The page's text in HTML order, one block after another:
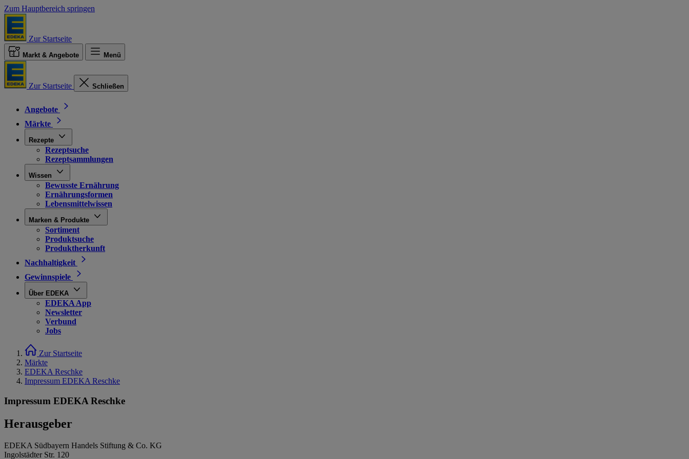
Zum Hauptbereich springen
Zur Startseite
Markt & Angebote Menü
Zur Startseite Schließen
Angebote
Märkte
Rezepte
Rezeptsuche
Rezeptsammlungen
Wissen
Bewusste Ernährung
Ernährungsformen
Lebensmittelwissen
Marken & Produkte
Sortiment
Produktsuche
Produktherkunft
Nachhaltigkeit
Gewinnspiele
Über EDEKA
EDEKA App
Newsletter
Verbund
Jobs
Zur Startseite
Märkte
EDEKA Reschke
Impressum EDEKA Reschke
Impressum EDEKA Reschke
Herausgeber
EDEKA Südbayern Handels Stiftung & Co. KG
Ingolstädter Str. 120